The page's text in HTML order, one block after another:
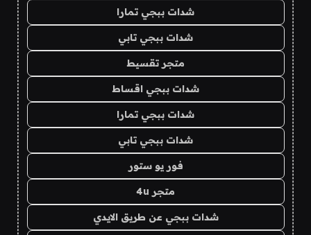
شدات ببجي تمارا
شدات ببجي تابي
متجر تقسيط
شدات ببجي اقساط
شدات ببجي تمارا
شدات ببجي تابي
فور يو ستور
متجر 4u
شدات ببجي عن طريق الايدي